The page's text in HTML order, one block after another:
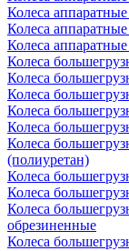
Колеса
Колеса
Колеса
Колеса
Колеса
Колеса
Колеса
Колеса
Колеса
(полиуретан)
Колеса
Колеса
Колеса
обрезиненные
Колеса